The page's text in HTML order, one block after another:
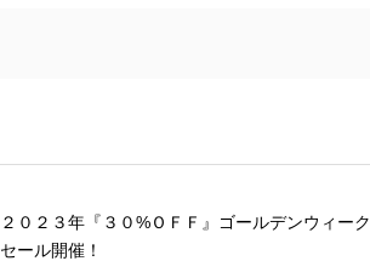
２０２３年『３０%ＯＦＦ』ゴールデンウィーク
セール開催！